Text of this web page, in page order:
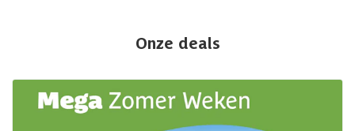
Onze deals